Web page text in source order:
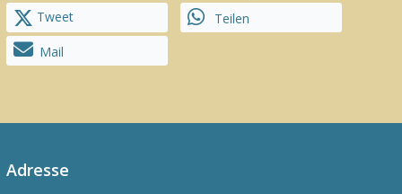
Tweet
Teilen
Mail
Adresse